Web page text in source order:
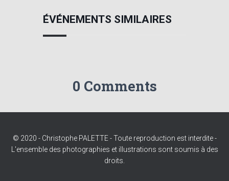
ÉVÉNEMENTS SIMILAIRES
0 Comments
© 2020 - Christophe PALETTE - Toute reproduction est interdite -
L'ensemble des photographies et illustrations sont soumis à des
droits.